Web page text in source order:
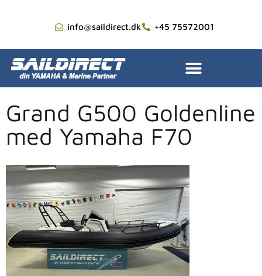
info@saildirect.dk +45 75572001
Grand G500 Goldenline
med Yamaha F70